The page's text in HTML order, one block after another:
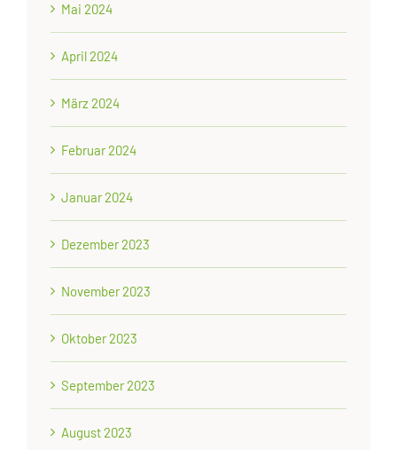
Mai 2024
April 2024
März 2024
Februar 2024
Januar 2024
Dezember 2023
November 2023
Oktober 2023
September 2023
August 2023